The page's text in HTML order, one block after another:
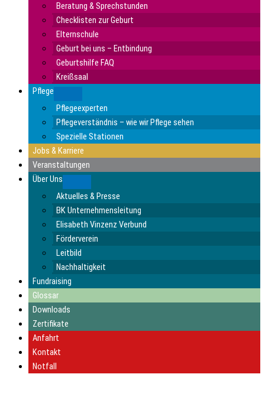
Beratung & Sprechstunden
Checklisten zur Geburt
Elternschule
Geburt bei uns – Entbindung
Geburtshilfe FAQ
Kreißsaal
Pflege
Pflegeexperten
Pflegeverständnis – wie wir Pflege sehen
Spezielle Stationen
Jobs & Karriere
Veranstaltungen
Über Uns
Aktuelles & Presse
BK Unternehmensleitung
Elisabeth Vinzenz Verbund
Förderverein
Leitbild
Nachhaltigkeit
Fundraising
Glossar
Downloads
Zertifikate
Anfahrt
Kontakt
Notfall